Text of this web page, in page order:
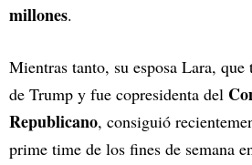
millones.
Mientras tanto, su esposa Lara, que
de Trump y fue copresidenta del
Republicano, consiguió
prime time de los fines de semana